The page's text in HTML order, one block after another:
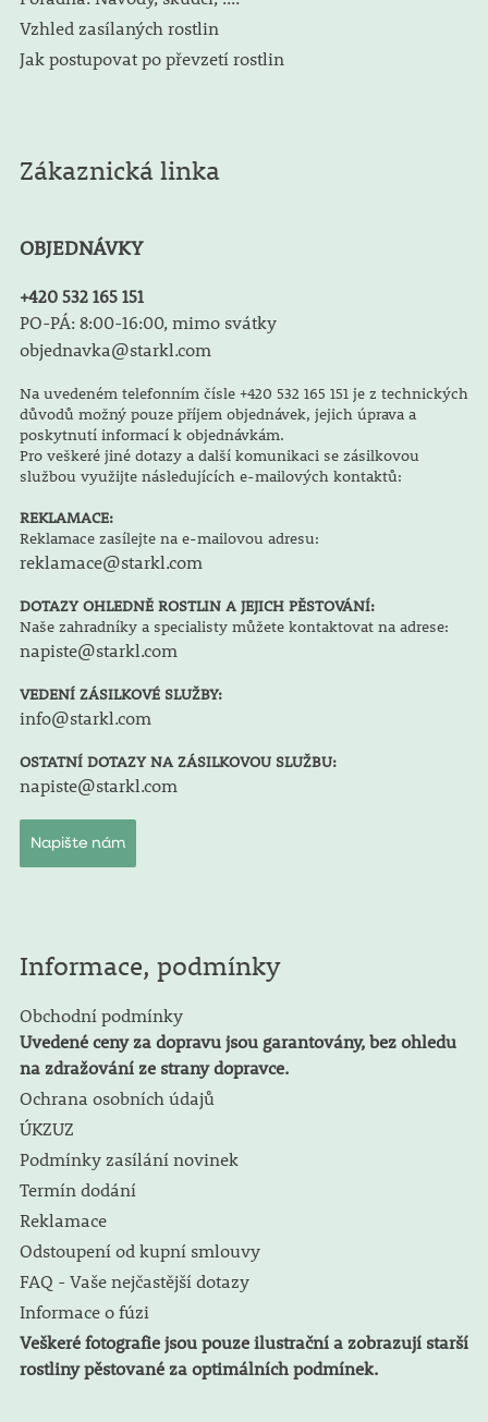
Vzhled zasílaných rostlin
Jak postupovat po převzetí rostlin
Zákaznická linka
OBJEDNÁVKY
+420 532 165 151
PO-PÁ: 8:00-16:00, mimo svátky
objednavka@starkl.com
Na uvedeném telefonním čísle +420 532 165 151 je z technických
důvodů možný pouze příjem objednávek, jejich úprava a
poskytnutí informací k objednávkám.
Pro veškeré jiné dotazy a další komunikaci se zásilkovou
službou využijte následujících e-mailových kontaktů:
REKLAMACE:
Reklamace zasílejte na e-mailovou adresu:
reklamace@starkl.com
DOTAZY OHLEDNĚ ROSTLIN A JEJICH PĚSTOVÁNÍ:
Naše zahradníky a specialisty můžete kontaktovat na adrese:
napiste@starkl.com
VEDENÍ ZÁSILKOVÉ SLUŽBY:
info@starkl.com
OSTATNÍ DOTAZY NA ZÁSILKOVOU SLUŽBU:
napiste@starkl.com
Napište nám
Informace, podmínky
Obchodní podmínky
Uvedené ceny za dopravu jsou garantovány, bez ohledu
na zdražování ze strany dopravce.
Ochrana osobních údajů
ÚKZUZ
Podmínky zasílání novinek
Termín dodání
Reklamace
Odstoupení od kupní smlouvy
FAQ - Vaše nejčastější dotazy
Informace o fúzi
Veškeré fotografie jsou pouze ilustrační a zobrazují starší
rostliny pěstované za optimálních podmínek.